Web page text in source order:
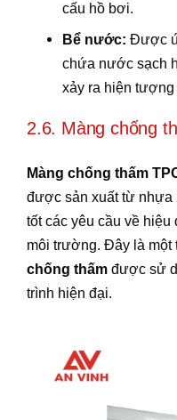
cấu hồ bơi.
Bể nước: Được
chứa nước sạch
xảy ra hiện
2.6. Màng chống
Màng chống thấm
được sản xuất từ nhựa
tốt các yêu cầu về hiệu
môi trường. Đây là một
chống thấm được sử
trình hiện đại.